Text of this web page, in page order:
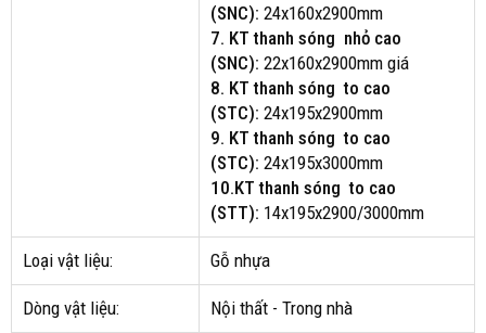
(SNC): 24x160x2900mm
7. KT thanh sóng nhỏ cao
(SNC): 22x160x2900mm giá
8. KT thanh sóng to cao
(STC): 24x195x2900mm
9. KT thanh sóng to cao
(STC): 24x195x3000mm
10.KT thanh sóng to cao
(STT): 14x195x2900/3000mm
Loại vật liệu: Gỗ nhựa
Dòng vật liệu: Nội thất - Trong nhà